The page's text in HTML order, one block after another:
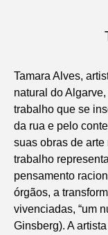
Tamara Alves,
natural do
trabalho que se
da rua e pelo
suas obras de
trabalho
pensamento
órgãos, a
vivenciadas, “um
Ginsberg). A